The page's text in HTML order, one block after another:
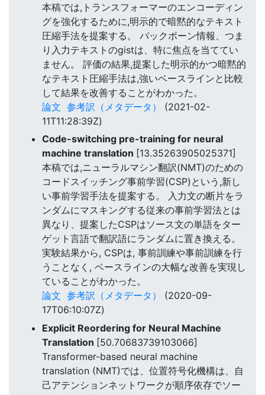
本稿では,トランスフォーマーのエンコーディン
グを強化するために,明示的で暗黙的なテキスト
圧縮手法を提案する。 バックボーン情報、つま
り入力テキストのgistは、特に焦点を当ててい
ません。 評価の結果,提案した明示的かつ暗黙的
なテキスト圧縮手法は,強いベースラインと比較
して結果を改善することがわかった。
論文 参考訳（メタデータ）
(2021-02-
11T11:28:39Z)
Code-switching pre-training for neural
machine translation [13.35263905025371]
本稿では,ニューラルマシン翻訳(NMT)のための
コードスイッチング事前学習(CSP)という,新し
い事前学習手法を提案する。 入力文の断片をラ
ンダムにマスキングする従来の事前学習法とは
異なり、提案したCSPはソース文の単語をター
ゲット言語で翻訳語にランダムに置き換える。
実験結果から, CSPは, 事前訓練や事前訓練を行
うことなく, ベースラインの大幅な改善を実現し
ていることがわかった。
論文 参考訳（メタデータ）
(2020-09-
17T06:10:07Z)
Explicit Reordering for Neural Machine
Translation [50.70683739103066]
Transformer-based neural machine
translation (NMT)では、位置符号化機構は、自
己アテンションネットワークが順序依存でソー